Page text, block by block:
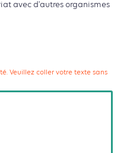
avec d'autres organismes
Veuillez coller votre texte sans